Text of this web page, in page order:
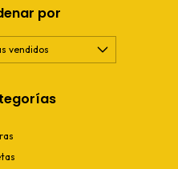
por